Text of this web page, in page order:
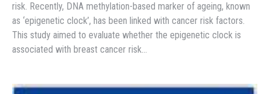
risk. Recently, DNA methylation-based marker of ageing, known
as ‘epigenetic clock’, has been linked with cancer risk factors.
This study aimed to evaluate whether the epigenetic clock is
associated with breast cancer risk…